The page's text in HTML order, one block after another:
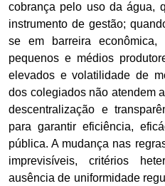
cobrança pelo uso da água,
instrumento de gestão;
se em barreira econômica,
pequenos e médios
elevados e volatilidade de
dos colegiados não atendem
descentralização e
para garantir eficiência,
pública. A mudança nas
imprevisíveis, critérios
ausência de uniformidade